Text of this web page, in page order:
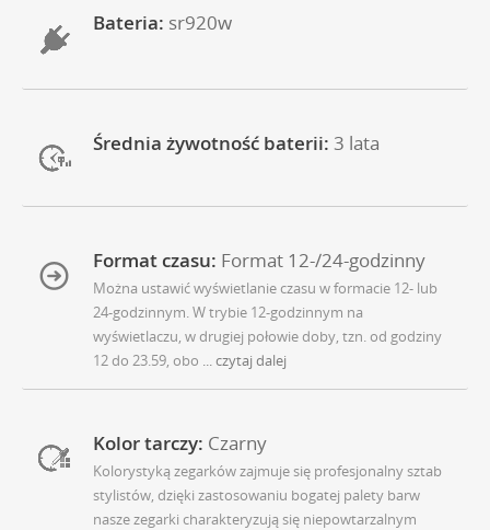
Bateria: sr920w
Średnia żywotność baterii: 3 lata
Format czasu: Format 12-/24-godzinny
Można ustawić wyświetlanie czasu w formacie 12- lub
24-godzinnym. W trybie 12-godzinnym na
wyświetlaczu, w drugiej połowie doby, tzn. od godziny
12 do 23.59, obo
... czytaj dalej
Kolor tarczy: Czarny
Kolorystyką zegarków zajmuje się profesjonalny sztab
stylistów, dzięki zastosowaniu bogatej palety barw
nasze zegarki charakteryzują się niepowtarzalnym